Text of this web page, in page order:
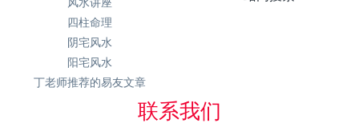
四柱命理
阴宅风水
阳宅风水
丁老师推荐的易友文章
联系我们